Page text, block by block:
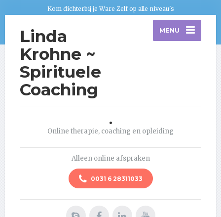
Kom dichterbij je Ware Zelf op alle niveau's
Linda
Krohne ~
Spirituele
Coaching
MENU
.
Online therapie, coaching en opleiding
Alleen online afspraken
0031 6 28311033